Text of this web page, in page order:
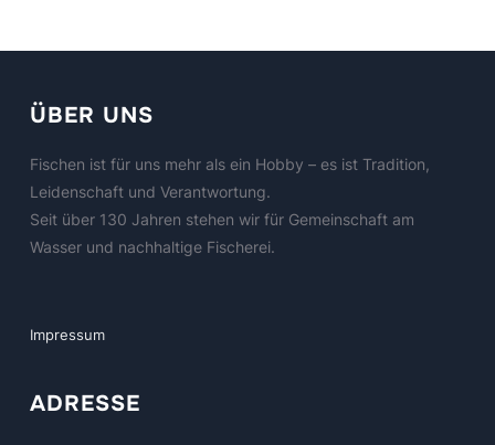
ÜBER UNS
Fischen ist für uns mehr als ein Hobby – es ist Tradition,
Leidenschaft und Verantwortung.
Seit über 130 Jahren stehen wir für Gemeinschaft am
Wasser und nachhaltige Fischerei.
Impressum
ADRESSE